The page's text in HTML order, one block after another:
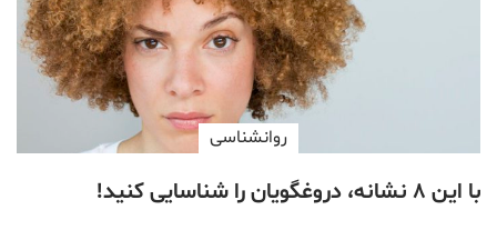
روانشناسی
با این ۸ نشانه، دروغگویان را شناسایی کنید!